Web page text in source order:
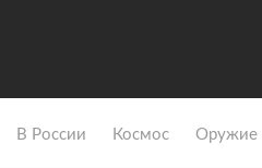
В России Космос Оружие